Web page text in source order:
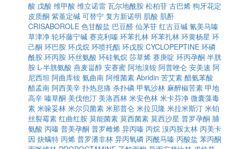
酸 戊酸 维甲酸 维立诺雷 瓦尔地酰胺 松柏苷 古巴烯 狗牙花定
皮质酮 紫堇定碱 可替宁 复方新诺明 肌酸 肌酐
CRISABOROLE 色甘酸盐 巴豆醛 仙茅苷 红古豆碱 氰美马嗪
草津净 轮环藤宁碱 赛克利嗪 环苯扎林 环苯扎林 环黄杨星 环
己酮 环巴胺 环戊烷 环喷托酯 环戊胺 CYCLOPEPTINE 环磷
酰胺 环丙胺 环丝氨酸 环硅氧烷 莎草烯 赛庚啶 环丙孕酮 半胱
胺 L-半胱氨酸 燕麦甾醇 安赛蜜 阿地溴铵 阿普唑仑 安美速 阿
尼西坦 阿曲库铵 氨曲南 阿维菌素 Abridin 苦艾素 醋氨苯酸
醋孟南 阿西美辛 扑热息痛 杀扑磷 甲氧沙林 麻醉椒苦素 甲地
高辛 嗪草酮 美伐他汀 美洛西林 米安色林 米卡芬净 微囊藻毒
素 米哚妥林 米尔贝菌素 米那普仑 米拉贝隆 米拉米斯汀 米铂
丝裂霉素 红曲红胺 莫能菌素 莫西菌素 莫西沙星 普罗孕酮 脯
氨酸 丙嗪 普美孕酮 普罗雌烯 异丙嗪 丙烷 溴丙胺太林 丙美卡
因 炔螨特 丙烯 普罗潘非林 异丙氧磷 丙酰马嗪 丙酸盐 苯丙酮